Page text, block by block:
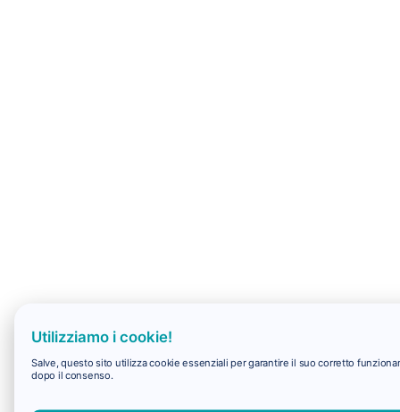
Utilizziamo i cookie!
Salve, questo sito utilizza cookie essenziali per garantire il suo corretto
dopo il consenso.